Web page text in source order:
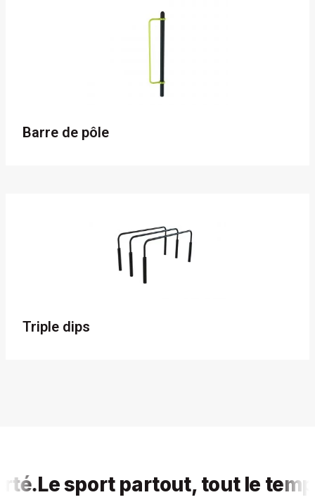
Barre de pôle
Triple dips
Le sport partout, tout le temps,